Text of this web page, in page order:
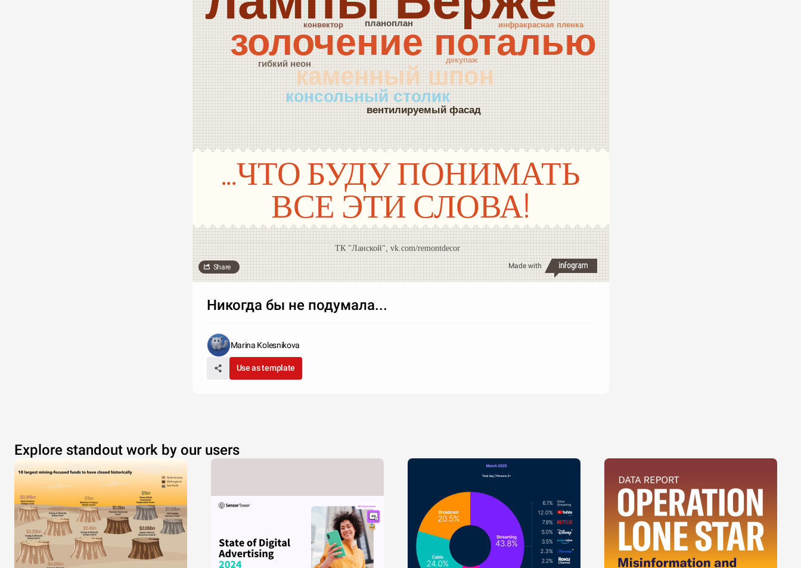
золочение поталью
каменный шпон
консольный столик
вентилируемый фасад
планоплан
гибкий неон
конвектор инфракрасная пленка
декупаж
...ЧТО БУДУ ПОНИМАТЬ
ВСЕ ЭТИ СЛОВА!
ТК "Ланской", vk.com/remontdecor
Made with
Share
Никогда бы не подумала...
Marina Kolesnikova
Use as template
Explore standout work by our users